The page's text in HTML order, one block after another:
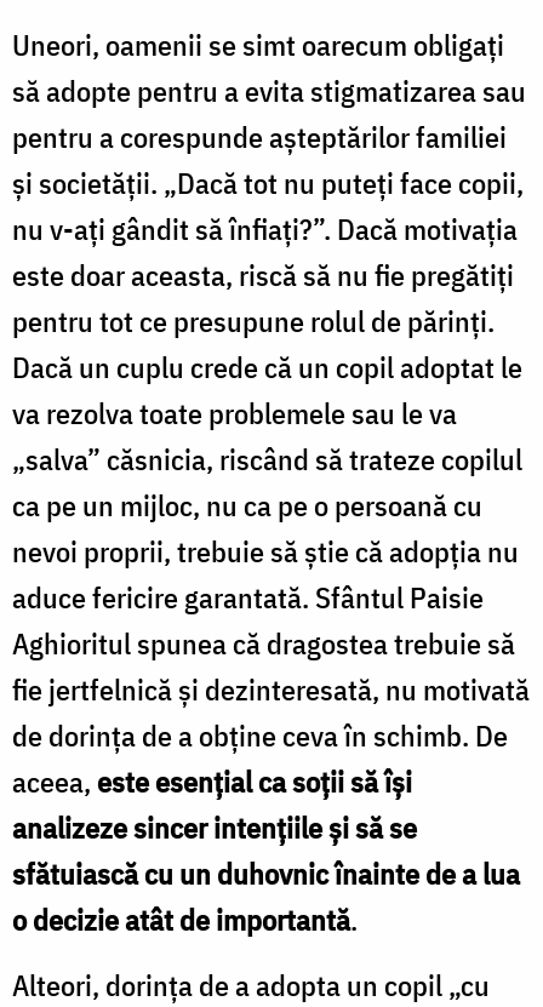
Uneori, oamenii se simt oarecum obligați
să adopte pentru a evita stigmatizarea sau
pentru a corespunde așteptărilor familiei
și societății. „Dacă tot nu puteți face copii,
nu v-ați gândit să înfiați?”. Dacă motivația
este doar aceasta, riscă să nu fie pregătiți
pentru tot ce presupune rolul de părinți.
Dacă un cuplu crede că un copil adoptat le
va rezolva toate problemele sau le va
„salva” căsnicia, riscând să trateze copilul
ca pe un mijloc, nu ca pe o persoană cu
nevoi proprii, trebuie să știe că adopția nu
aduce fericire garantată. Sfântul Paisie
Aghioritul spunea că dragostea trebuie să
fie jertfelnică și dezinteresată, nu motivată
de dorința de a obține ceva în schimb. De
aceea,este esențial ca soții să își
analizeze sincer intențiile și să se
sfătuiască cu un duhovnic înainte de a lua
o decizie atât de importantă.
Alteori, dorința de a adopta un copil „cu